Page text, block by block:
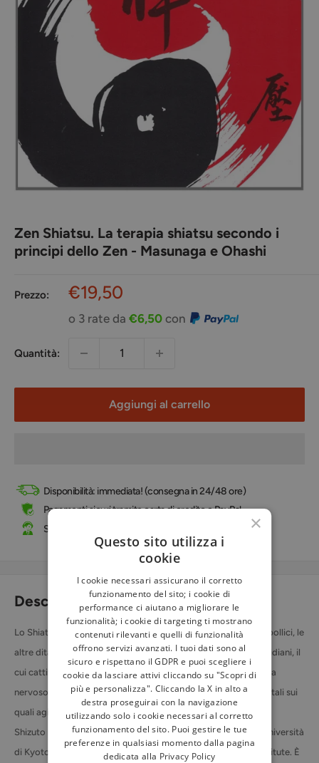
Zen Shiatsu. La terapia shiatsu secondo i
principi dello Zen - Masunaga e Ohashi
Prezzo:
Prezzo
scontato
€19,50
o 3 rate da €6,50 con
Quantità:
Aggiungi al carrello
Disponibilità: immediata! (consegna in 24/48 ore)
Pagamenti sicuri tramite carta di credito e PayPal
Supporto telefonico e online
Descrizione
Lo Shiatsu è una forma di manipolazione che si esercita con i pollici, le
altre dita e le palme delle mani. Agisce principalmente sui meridiani, il
cui cattivo funzionamento altera l'energia corporea e il sistema
nervoso vegetativo. Questo libro indica esattamente i punti vitali sui
quali agire.
Shizuto Masunaga, nato nel 1925 e laureato in Psicologia all'Università
di Kyoto, è stato per dieci anni istruttore al Japan Shiatsu Institute. È
×
Questo sito utilizza i
cookie
I cookie necessari assicurano il corretto
funzionamento del sito; i cookie di
performance ci aiutano a migliorare le
funzionalità; i cookie di targeting ti mostrano
contenuti rilevanti e quelli di funzionalità
offrono servizi avanzati. I tuoi dati sono al
sicuro e rispettano il GDPR e puoi scegliere i
cookie da lasciare attivi cliccando su "Scopri di
più e personalizza". Cliccando la X in alto a
destra proseguirai con la navigazione
utilizzando solo i cookie necessari al corretto
funzionamento del sito. Puoi gestire le tue
preferenze in qualsiasi momento dalla pagina
dedicata alla Privacy Policy